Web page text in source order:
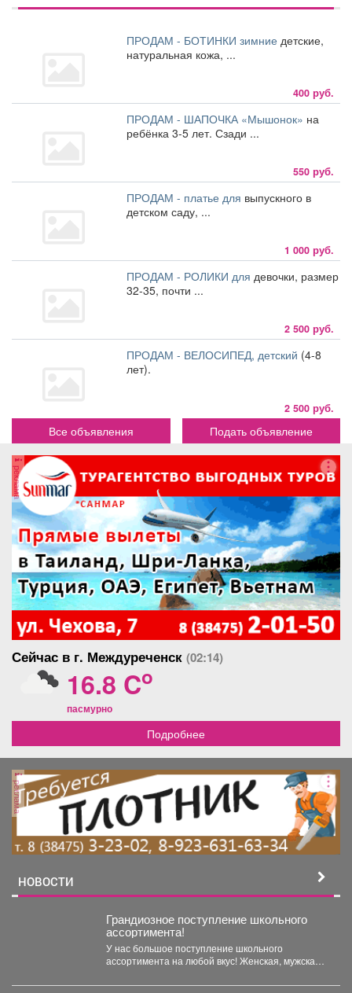
ПРОДАМ - БОТИНКИ зимние детские,
натуральная кожа, ...
400 руб.
ПРОДАМ - ШАПОЧКА «Мышонок» на
ребёнка 3-5 лет. Сзади ...
550 руб.
ПРОДАМ - платье для выпускного в
детском саду, ...
1 000 руб.
ПРОДАМ - РОЛИКИ для девочки, размер
32-35, почти ...
2 500 руб.
ПРОДАМ - ВЕЛОСИПЕД, детский (4-8
лет).
2 500 руб.
Все объявления Подать объявление
реклама
Сейчас в г. Междуреченск (02:14)
16.8 Co
пасмурно
Подробнее
реклама
НОВОСТИ
Грандиозное поступление школьного
ассортимента!
У нас большое поступление школьного
ассортимента на любой вкус! Женская, мужская и